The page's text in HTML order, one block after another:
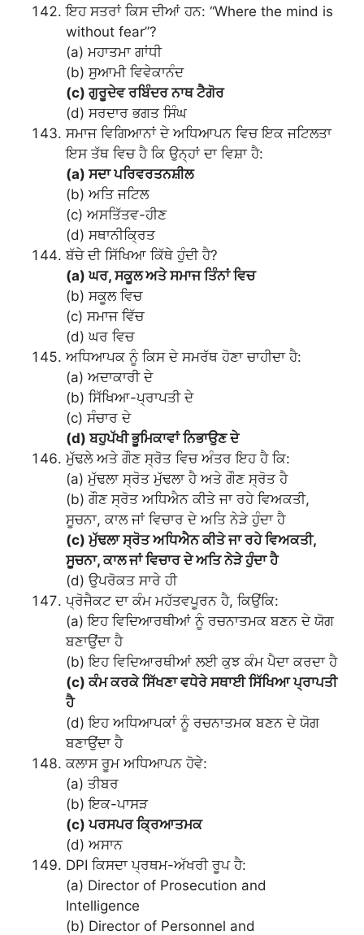
ਇਹ ਸਤਰਾਂ ਕਿਸ ਦੀਆਂ ਹਨ: “Where the mind is
without fear”?
(a) ਮਹਾਤਮਾ ਗਾਂਧੀ
(b) ਸੁਆਮੀ ਵਿਵੇਕਾਨੰਦ
(c) ਗੁਰੂਦੇਵ ਰਬਿੰਦਰ ਨਾਥ ਟੈਗੋਰ
(d) ਸਰਦਾਰ ਭਗਤ ਸਿੰਘ
ਸਮਾਜ ਵਿਗਿਆਨਾਂ ਦੇ ਅਧਿਆਪਨ ਵਿਚ ਇਕ ਜਟਿਲਤਾ
ਇਸ ਤੱਥ ਵਿਚ ਹੈ ਕਿ ਉਨ੍ਹਾਂ ਦਾ ਵਿਸ਼ਾ ਹੈ:
(a) ਸਦਾ ਪਰਿਵਰਤਨਸ਼ੀਲ
(b) ਅਤਿ ਜਟਿਲ
(c) ਅਸਤਿੱਤਵ-ਹੀਣ
(d) ਸਥਾਨੀਕ੍ਰਿਤ
ਬੱਚੇ ਦੀ ਸਿੱਖਿਆ ਕਿੱਥੇ ਹੁੰਦੀ ਹੈ?
(a) ਘਰ, ਸਕੂਲ ਅਤੇ ਸਮਾਜ ਤਿੰਨਾਂ ਵਿਚ
(b) ਸਕੂਲ ਵਿਚ
(c) ਸਮਾਜ ਵਿੱਚ
(d) ਘਰ ਵਿਚ
ਅਧਿਆਪਕ ਨੂੰ ਕਿਸ ਦੇ ਸਮਰੱਥ ਹੋਣਾ ਚਾਹੀਦਾ ਹੈ:
(a) ਅਦਾਕਾਰੀ ਦੇ
(b) ਸਿੱਖਿਆ-ਪ੍ਰਾਪਤੀ ਦੇ
(c) ਸੰਚਾਰ ਦੇ
(d) ਬਹੁਪੱਖੀ ਭੂਮਿਕਾਵਾਂ ਨਿਭਾਉਣ ਦੇ
ਮੁੱਢਲੇ ਅਤੇ ਗੌਣ ਸ੍ਰੋਤ ਵਿਚ ਅੰਤਰ ਇਹ ਹੈ ਕਿ:
(a) ਮੁੱਢਲਾ ਸ੍ਰੋਤ ਮੁੱਢਲਾ ਹੈ ਅਤੇ ਗੌਣ ਸ੍ਰੋਤ ਹੈ
(b) ਗੌਣ ਸ੍ਰੋਤ ਅਧਿਐਨ ਕੀਤੇ ਜਾ ਰਹੇ ਵਿਅਕਤੀ,
ਸੂਚਨਾ, ਕਾਲ ਜਾਂ ਵਿਚਾਰ ਦੇ ਅਤਿ ਨੇੜੇ ਹੁੰਦਾ ਹੈ
(c) ਮੁੱਢਲਾ ਸ੍ਰੋਤ ਅਧਿਐਨ ਕੀਤੇ ਜਾ ਰਹੇ ਵਿਅਕਤੀ,
ਸੂਚਨਾ, ਕਾਲ ਜਾਂ ਵਿਚਾਰ ਦੇ ਅਤਿ ਨੇੜੇ ਹੁੰਦਾ ਹੈ
(d) ਉਪਰੋਕਤ ਸਾਰੇ ਹੀ
ਪ੍ਰੋਜੈਕਟ ਦਾ ਕੰਮ ਮਹੱਤਵਪੂਰਨ ਹੈ, ਕਿਉਂਕਿ:
(a) ਇਹ ਵਿਦਿਆਰਥੀਆਂ ਨੂੰ ਰਚਨਾਤਮਕ ਬਣਨ ਦੇ ਯੋਗ
ਬਣਾਉਂਦਾ ਹੈ
(b) ਇਹ ਵਿਦਿਆਰਥੀਆਂ ਲਈ ਕੁਝ ਕੰਮ ਪੈਦਾ ਕਰਦਾ ਹੈ
(c) ਕੰਮ ਕਰਕੇ ਸਿੱਖਣਾ ਵਧੇਰੇ ਸਥਾਈ ਸਿੱਖਿਆ ਪ੍ਰਾਪਤੀ
ਹੈ
(d) ਇਹ ਅਧਿਆਪਕਾਂ ਨੂੰ ਰਚਨਾਤਮਕ ਬਣਨ ਦੇ ਯੋਗ
ਬਣਾਉਂਦਾ ਹੈ
ਕਲਾਸ ਰੂਮ ਅਧਿਆਪਨ ਹੋਵੇ:
(a) ਤੀਬਰ
(b) ਇਕ-ਪਾਸੜ
(c) ਪਰਸਪਰ ਕ੍ਰਿਆਤਮਕ
(d) ਅਸਾਨ
DPI ਕਿਸਦਾ ਪ੍ਰਥਮ-ਅੱਖਰੀ ਰੂਪ ਹੈ:
(a) Director of Prosecution and
Intelligence
(b) Director of Personnel and